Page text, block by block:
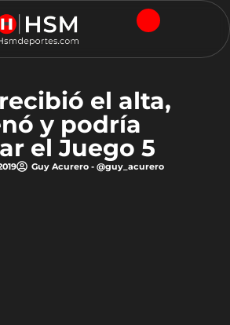
el alta,
y podría
el Juego 5
Guy Acurero - @guy_acurero